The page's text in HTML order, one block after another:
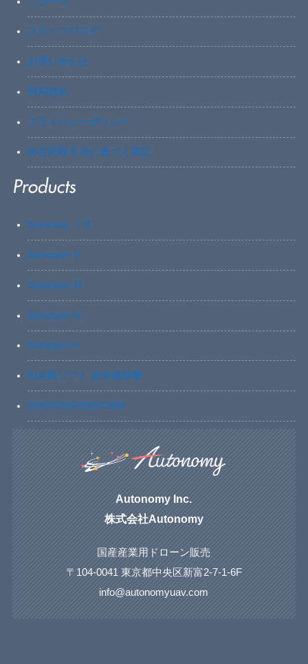
スタッフブログ
お問い合わせ
利用規約
プライバシーポリシー
特定商取引法に基づく表記
Surveyor-ⅠN
Surveyor-Ⅱ
Surveyor-Ⅲ
Surveyor-Ⅳ
Surveyor-X
AI点検ソフト 赤外線診断
XEDC03S/XEDC05M
Autonomy Inc.
株式会社Autonomy
国産産業用ドローン販売
〒104-0041 東京都中央区新富2-7-1-6F
info@autonomyuav.com